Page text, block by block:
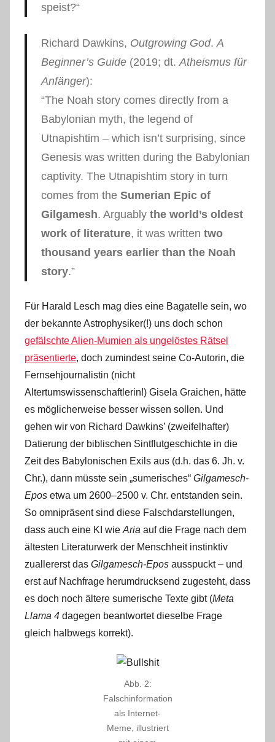
speist?“
Richard Dawkins, Outgrowing God. A
Beginner’s Guide(2019; dt. Atheismus für
Anfänger):
“The Noah story comes directly from a
Babylonian myth, the legend of
Utnapishtim – which isn’t surprising, since
Genesis was written during the Babylonian
captivity. The Utnapishtim story in turn
comes from the Sumerian Epic of
Gilgamesh. Arguably the world’s oldest
work of literature, it was written two
thousand years earlier than the Noah
story.”
Für Harald Lesch mag dies eine Bagatelle sein, wo
der bekannte Astrophysiker(!) uns doch schon
gefälschte Alien-Mumien als ungelöstes Rätsel
präsentierte, doch zumindest seine Co-Autorin, die
Fernsehjournalistin (nicht
Altertumswissenschaftlerin!) Gisela Graichen, hätte
es möglicherweise besser wissen sollen. Und
gehen wir von Richard Dawkins’ (zweifelhafter)
Datierung der biblischen Sintflutgeschichte in die
Zeit des Babylonischen Exils aus (d.h. das 6. Jh. v.
Chr.), dann müsste sein „sumerisches“ Gilgamesch-
Epos etwa um 2600‒2500 v. Chr. entstanden sein.
So omnipräsent sind diese Falschdarstellungen,
dass auch eine KI wie Aria auf die Frage nach dem
ältesten Literaturwerk der Menschheit instinktiv
zuallererst das Gilgamesch-Epos ausspuckt – und
erst auf Nachfrage herumdrucksend zugesteht, dass
es doch noch ältere sumerische Texte gibt (Meta
Llama 4 dagegen beantwortet dieselbe Frage
gleich halbwegs korrekt).
Abb. 2:
Falschinformation
als Internet-
Meme, illustriert